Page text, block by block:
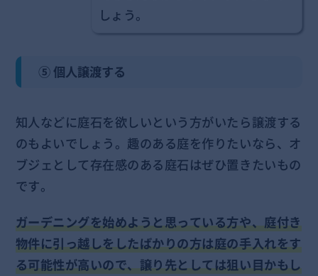
しょう。
⑤ 個人譲渡する
知人などに庭石を欲しいという方がいたら譲渡する
のもよいでしょう。趣のある庭を作りたいなら、オ
ブジェとして存在感のある庭石はぜひ置きたいもの
です。
ガーデニングを始めようと思っている方や、庭付き
物件に引っ越しをしたばかりの方は庭の手入れをす
る可能性が高いので、譲り先としては狙い目かもし